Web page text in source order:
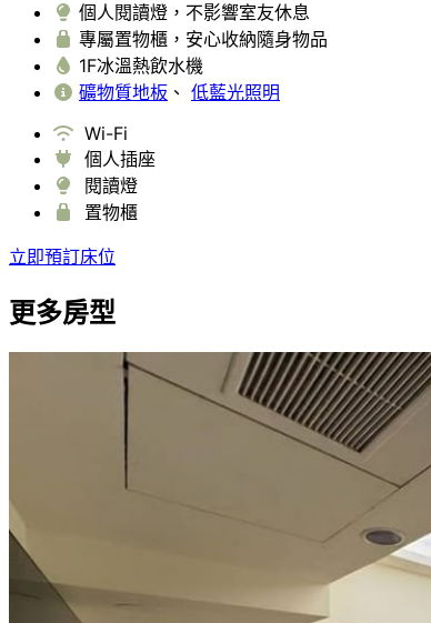
個人閱讀燈，不影響室友休息
專屬置物櫃，安心收納隨身物品
1F冰溫熱飲水機
礦物質地板 、 低藍光照明
Wi-Fi
個人插座
閱讀燈
置物櫃
立即預訂床位
更多房型